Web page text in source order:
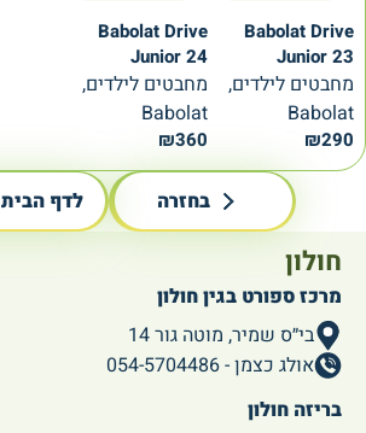
Babolat Drive
Junior 23
מחבטים לילדים,
Babolat
₪290
Babolat Drive
Junior 24
מחבטים לילדים,
Babolat
₪360
בחזרה לדף הבית
חולון
מרכז ספורט בגין חולון
בי״ס שמיר, מוטה גור 14
אולג כצמן - 054-5704486
בריזה חולון